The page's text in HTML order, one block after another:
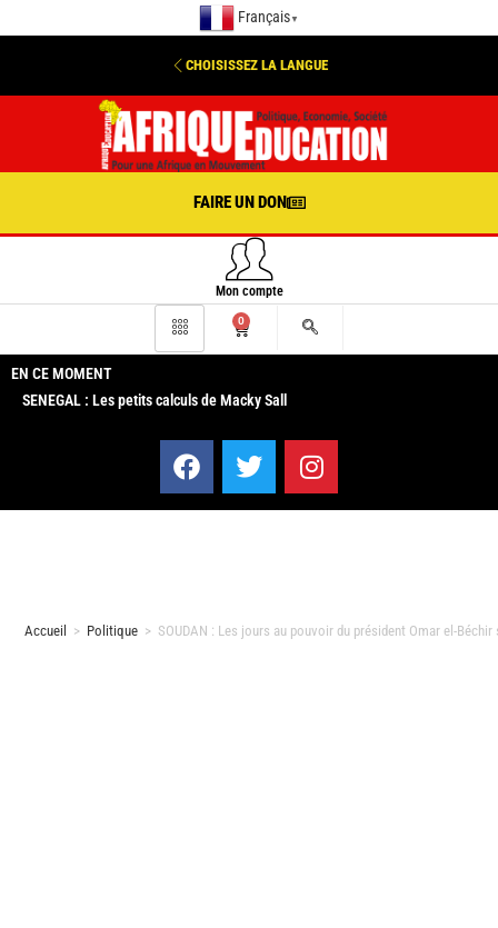
Français ▼
CHOISISSEZ LA LANGUE
FAIRE UN DON
Mon compte
0
EN CE MOMENT
SENEGAL : Les petits calculs de Macky Sall
Accueil > Politique > SOUDAN : Les jours au pouvoir du président Omar el-